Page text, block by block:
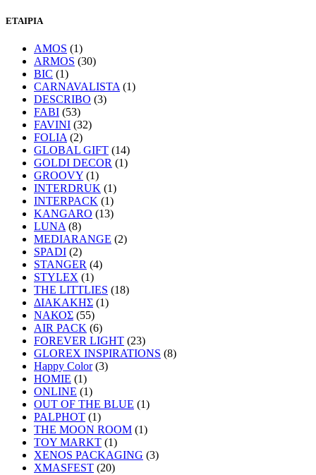
ΕΤΑΙΡΙΑ
AMOS (1)
ARMOS (30)
BIC (1)
CARNAVALISTA (1)
DESCRIBO (3)
FABI (53)
FAVINI (32)
FOLIA (2)
GLOBAL GIFT (14)
GOLDI DECOR (1)
GROOVY (1)
INTERDRUK (1)
INTERPACK (1)
KANGARO (13)
LUNA (8)
MEDIARANGE (2)
SPADI (2)
STANGER (4)
STYLEX (1)
THE LITTLIES (18)
ΔΙΑΚΑΚΗΣ (1)
ΝΑΚΟΣ (55)
AIR PACK (6)
FOREVER LIGHT (23)
GLOREX INSPIRATIONS (8)
Happy Color (3)
HOMIE (1)
ONLINE (1)
OUT OF THE BLUE (1)
PALPHOT (1)
THE MOON ROOM (1)
TOY MARKT (1)
XENOS PACKAGING (3)
XMASFEST (20)